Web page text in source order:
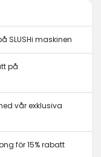
SLUSHi maskinen
på
vår exklusiva
för 15% rabatt